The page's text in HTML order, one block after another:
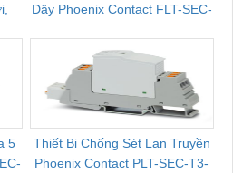
Dây Phoenix Contact FLT-SEC-
5
Thiết Bị Chống Sét Lan Truyền
Phoenix Contact PLT-SEC-T3-